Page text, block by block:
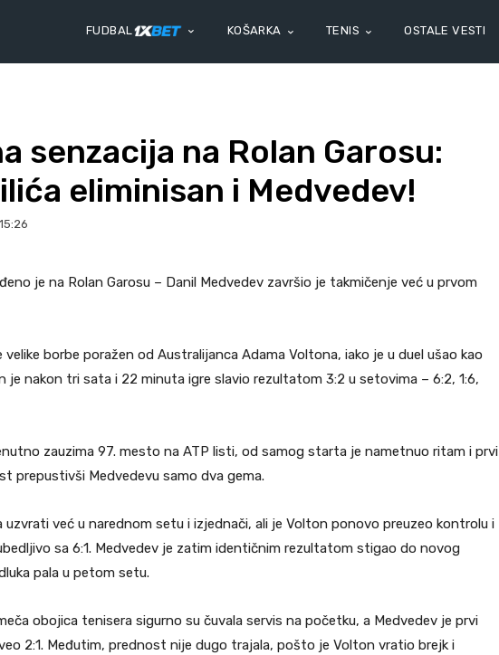
FUDBAL KOŠARKA TENIS OSTALE VESTI
senzacija na Rolan Garosu:
eliminisan i Medvedev!
je na Rolan Garosu – Danil Medvedev završio je takmičenje već u prvom
velike borbe poražen od Australijanca Adama Voltona, iako je u duel ušao kao
nakon tri sata i 22 minuta igre slavio rezultatom 3:2 u setovima – 6:2, 1:6,
zauzima 97. mesto na ATP listi, od samog starta je nametnuo ritam i prvi
prepustivši Medvedevu samo dva gema.
uzvrati već u narednom setu i izjednači, ali je Volton ponovo preuzeo kontrolu i
sa 6:1. Medvedev je zatim identičnim rezultatom stigao do novog
pala u petom setu.
obojica tenisera sigurno su čuvala servis na početku, a Medvedev je prvi
2:1. Međutim, prednost nije dugo trajala, pošto je Volton vratio brejk i